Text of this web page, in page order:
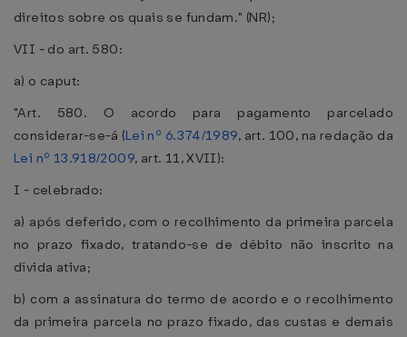
direitos sobre os quais se fundam." (NR);
VII - do art. 580:
a) o caput:
"Art. 580. O acordo para pagamento parcelado
considerar-se-á (Lei nº 6.374/1989, art. 100, na redação da
Lei nº 13.918/2009, art. 11, XVII):
I - celebrado:
a) após deferido, com o recolhimento da primeira parcela
no prazo fixado, tratando-se de débito não inscrito na
dívida ativa;
b) com a assinatura do termo de acordo e o recolhimento
da primeira parcela no prazo fixado, das custas e demais